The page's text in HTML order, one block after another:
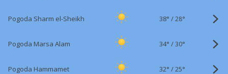
Pogoda Sharm el-Sheikh 38° /28°
Pogoda Marsa Alam 34° /30°
Pogoda Hammamet 32° /25°